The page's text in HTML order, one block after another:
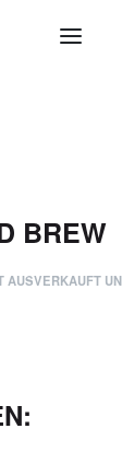
BREW
AUSVERKAUFT